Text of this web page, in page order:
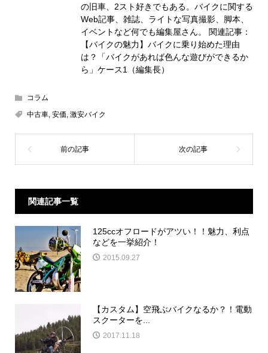
の旧車、2スト好きでもある。バイクに関する
Web記事、雑誌、ライトな写真撮影、脚本、
イベントなど何でも編集屋さん。 関連記事：
【バイクの魅力】バイクに乗り始めた理由
は？「バイクがあれば色んな遊びができるか
ら」ケース1（編集長）
コラム
中古車, 安価, 激安バイク
関連記事一覧
125ccオフロードがアツい！！魅力、利点
などを一挙紹介！
2015.09.27
【カスタム】空飛ぶバイクなるか？！電動
スクーターを...
2017.11.18